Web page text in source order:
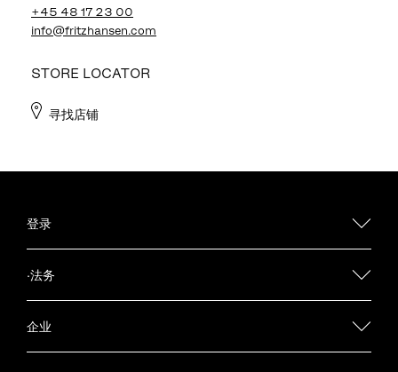
+45 48 17 23 00
info@fritzhansen.com
STORE LOCATOR
寻找店铺
登录
·法务
企业